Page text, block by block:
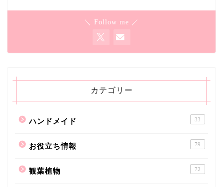
＼ Follow me ／
カテゴリー
ハンドメイド 33
お役立ち情報 79
観葉植物 72